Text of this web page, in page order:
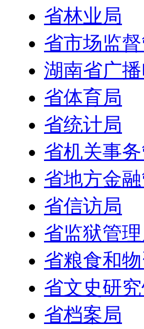
省林业局
省市场监
湖南省广
省体育局
省统计局
省机关事
省地方金
省信访局
省监狱管
省粮食和
省文史研
省档案局